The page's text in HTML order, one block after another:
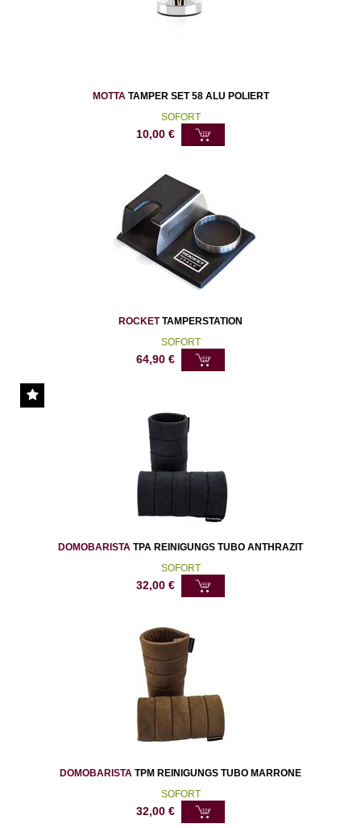
MOTTATAMPER SET 58 ALU POLIERT
SOFORT
10,00 €
ROCKETTAMPERSTATION
SOFORT
64,90 €
DOMOBARISTA TPA REINIGUNGS TUBO ANTHRAZIT
SOFORT
32,00 €
DOMOBARISTA TPM REINIGUNGS TUBO MARRONE
SOFORT
32,00 €